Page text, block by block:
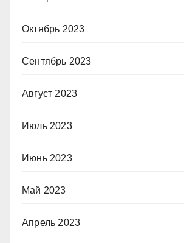
Октябрь 2023
Сентябрь 2023
Август 2023
Июль 2023
Июнь 2023
Май 2023
Апрель 2023